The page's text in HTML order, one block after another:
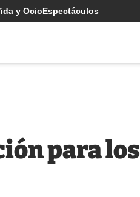
y OcioEspectáculos
para